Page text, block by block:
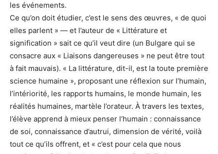
les événements.
Ce qu’on doit étudier, c’est le sens des œuvres, « de quoi
elles parlent » — et l’auteur de « Littérature et
signification » sait ce qu’il veut dire (un Bulgare qui se
consacre aux « Liaisons dangereuses » ne peut être tout
à fait mauvais). « La littérature, dit-il, est la toute première
science humaine », proposant une réflexion sur l’humain,
l’intériorité, les rapports humains, le monde humain, les
réalités humaines, martèle l’orateur. À travers les textes,
l’élève apprend à mieux penser l’humain : connaissance
de soi, connaissance d’autrui, dimension de vérité, voilà
tout ce qu’ils offrent, et « c’est pour cela que nous